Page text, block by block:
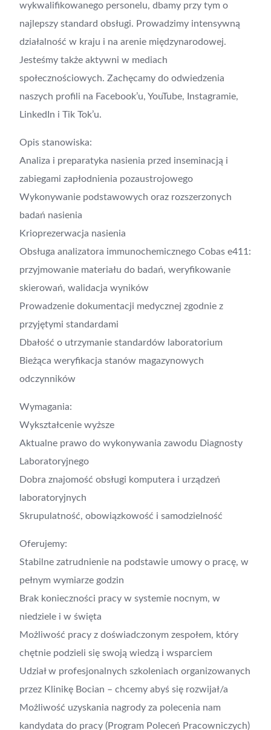
wykwalifikowanego personelu, dbamy przy tym o
najlepszy standard obsługi. Prowadzimy intensywną
działalność w kraju i na arenie międzynarodowej.
Jesteśmy także aktywni w mediach
społecznościowych. Zachęcamy do odwiedzenia
naszych profili na Facebook’u, YouTube, Instagramie,
LinkedIn i Tik Tok’u.
Opis stanowiska:
Analiza i preparatyka nasienia przed inseminacją i
zabiegami zapłodnienia pozaustrojowego
Wykonywanie podstawowych oraz rozszerzonych
badań nasienia
Krioprezerwacja nasienia
Obsługa analizatora immunochemicznego Cobas e411:
przyjmowanie materiału do badań, weryfikowanie
skierowań, walidacja wyników
Prowadzenie dokumentacji medycznej zgodnie z
przyjętymi standardami
Dbałość o utrzymanie standardów laboratorium
Bieżąca weryfikacja stanów magazynowych
odczynników
Wymagania:
Wykształcenie wyższe
Aktualne prawo do wykonywania zawodu Diagnosty
Laboratoryjnego
Dobra znajomość obsługi komputera i urządzeń
laboratoryjnych
Skrupulatność, obowiązkowość i samodzielność
Oferujemy:
Stabilne zatrudnienie na podstawie umowy o pracę, w
pełnym wymiarze godzin
Brak konieczności pracy w systemie nocnym, w
niedziele i w święta
Możliwość pracy z doświadczonym zespołem, który
chętnie podzieli się swoją wiedzą i wsparciem
Udział w profesjonalnych szkoleniach organizowanych
przez Klinikę Bocian – chcemy abyś się rozwijał/a
Możliwość uzyskania nagrody za polecenia nam
kandydata do pracy (Program Poleceń Pracowniczych)